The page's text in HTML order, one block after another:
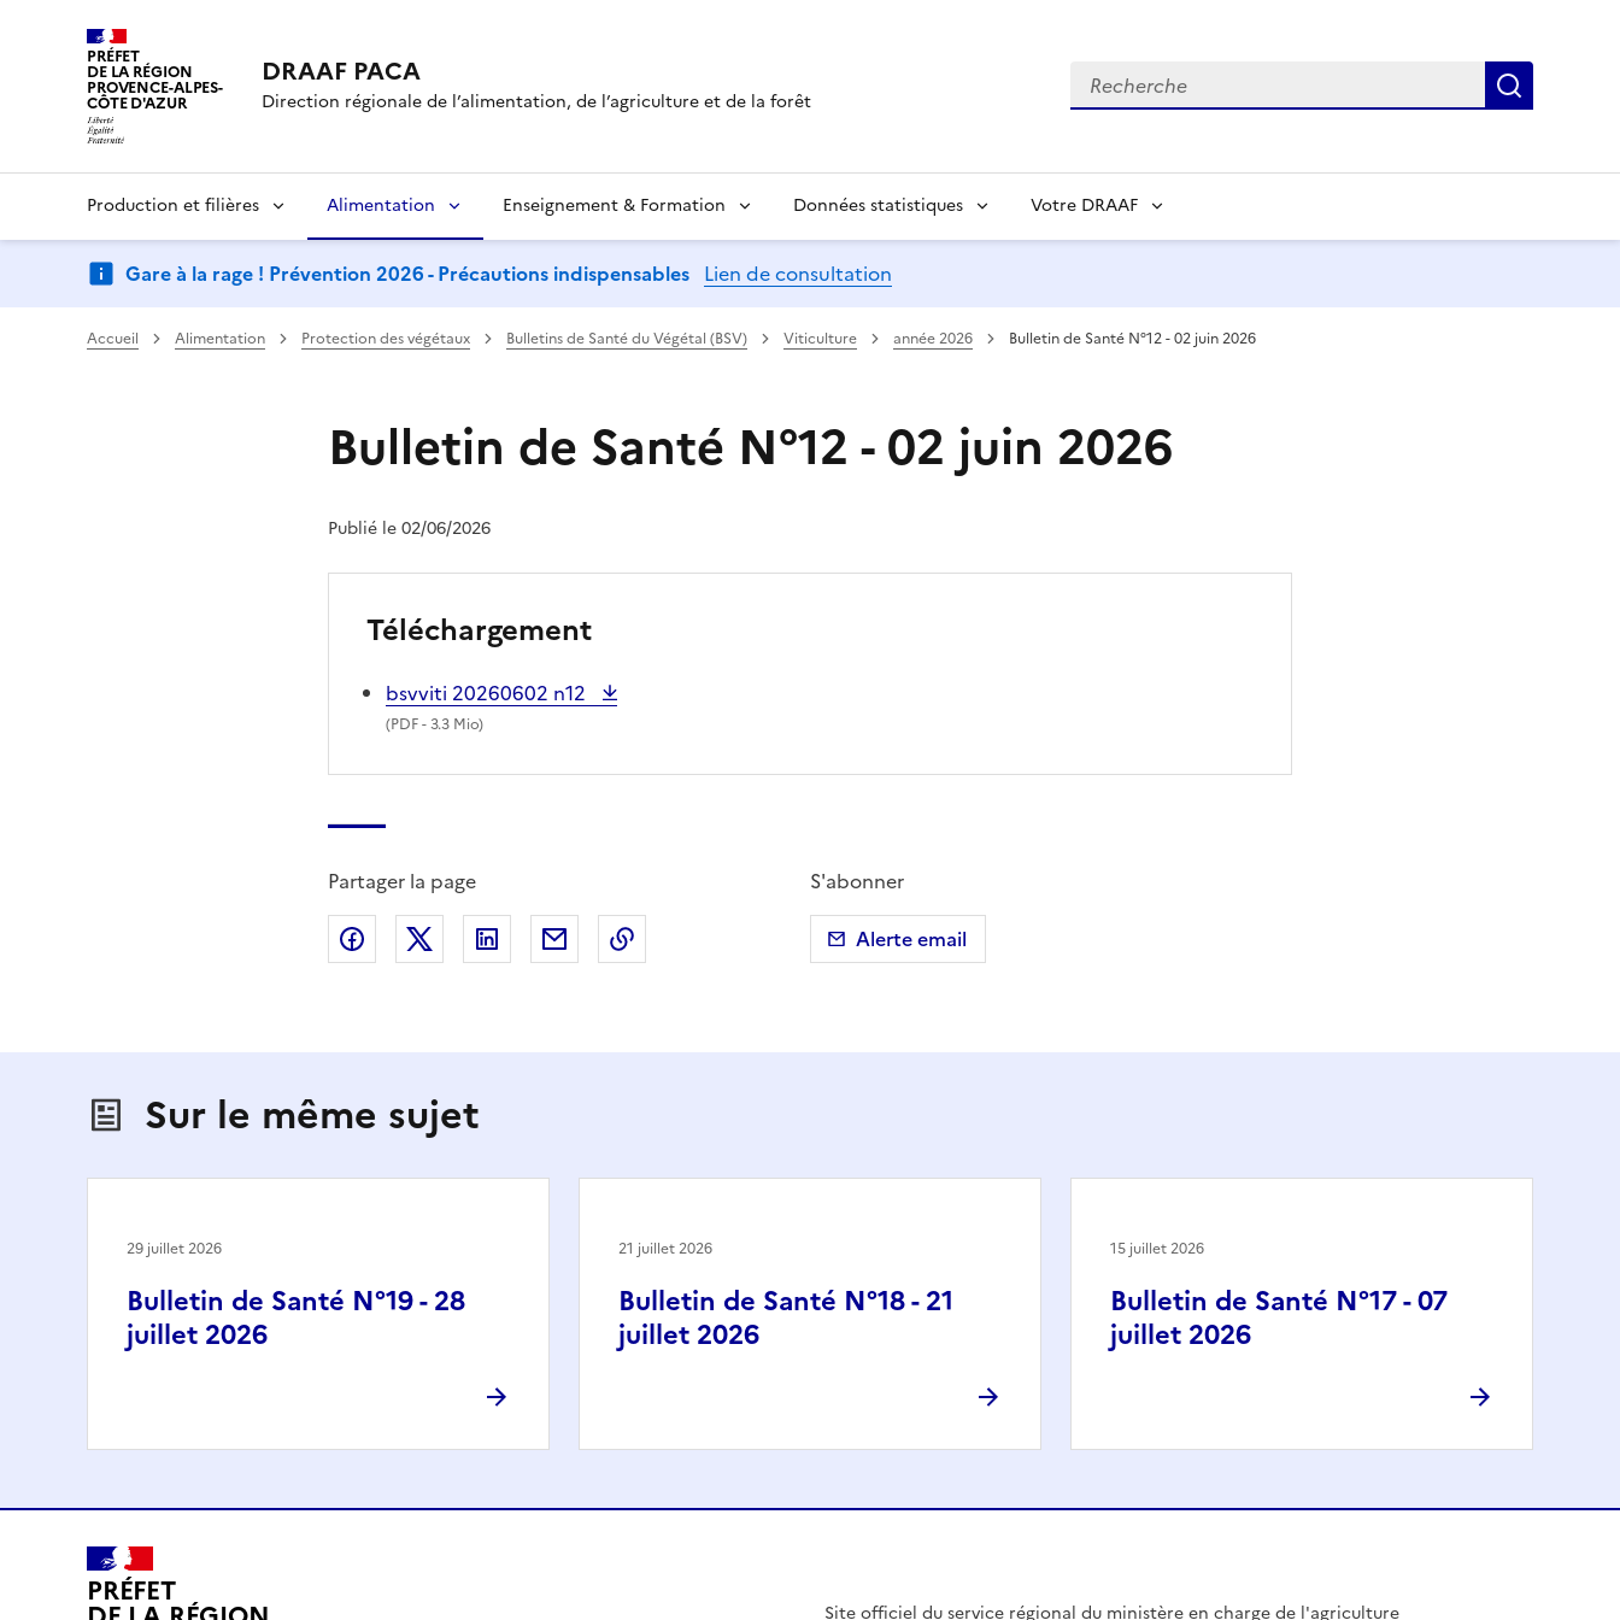
PRÉFET
DE LA RÉGION
PROVENCE-ALPES-
CÔTE D'AZUR
DRAAF PACA
Direction régionale de l’alimentation, de l’agriculture et de la forêt
Recherche
Production et filières Alimentation Enseignement & Formation Données statistiques Votre DRAAF
Gare à la rage ! Prévention 2026 - Précautions indispensables Lien de consultation
Accueil Alimentation Protection des végétaux Bulletins de Santé du Végétal (BSV) Viticulture année 2026 Bulletin de Santé N°12 - 02 juin 2026
Bulletin de Santé N°12 - 02 juin 2026
Publié le 02/06/2026
Téléchargement
bsvviti 20260602 n12
(PDF- 3.3 Mio)
Partager la page
Partager sur Facebook
Partager sur X (anciennement Twitter)
Partager sur LinkedIn
Partager par emailCopier dans le presse-papier
S'abonner
Alerte email
Sur le même sujet
Bulletin de Santé N°19 - 28
juillet 2026
29 juillet 2026
Bulletin de Santé N°18 - 21
juillet 2026
21 juillet 2026
Bulletin de Santé N°17 - 07
juillet 2026
15 juillet 2026
PRÉFET
Site officiel du service régional du ministère en charge de l'agriculture